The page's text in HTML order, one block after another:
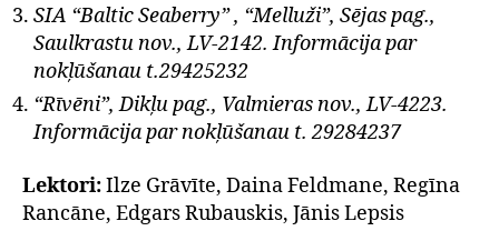
SIA “Baltic Seaberry” , “Melluži”, Sējas pag.,
Saulkrastu nov., LV-2142. Informācija par
nokļūšanau t.29425232
“Rīvēni”, Dikļu pag., Valmieras nov., LV-4223.
Informācija par nokļūšanau t. 29284237
Lektori:Ilze Grāvīte, Daina Feldmane, Regīna
Rancāne, Edgars Rubauskis, Jānis Lepsis